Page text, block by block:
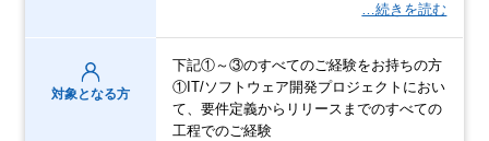
…続きを読む
対象となる方
下記①～③のすべてのご経験をお持ちの方
①IT/ソフトウェア開発プロジェクトにおい
て、要件定義からリリースまでのすべての
工程でのご経験